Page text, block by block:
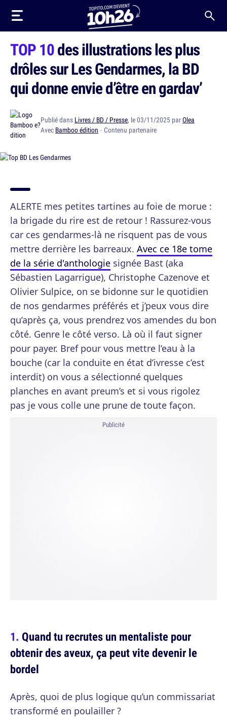
TOP 10des illustrations les plus
drôles sur Les Gendarmes, la BD
qui donne envie d’être en gardav’
Publié dans Livres / BD / Presse, le 03/11/2025 parOlea
Avec Bamboo édition · Contenu partenaire
ALERTE mes petites tartines au foie de morue :
la brigade du rire est de retour ! Rassurez-vous
car ces gendarmes-là ne risquent pas de vous
mettre derrière les barreaux. Avec ce 18e tome
de la série d'anthologie signée Bast (aka
Sébastien Lagarrigue), Christophe Cazenove et
Olivier Sulpice, on se bidonne sur le quotidien
de nos gendarmes préférés et j’peux vous dire
qu’après ça, vous prendrez vos amendes du bon
côté. Genre le côté verso. Là où il faut signer
pour payer. Bref pour vous mettre l’eau à la
bouche (car la conduite en état d’ivresse c’est
interdit) on vous a sélectionné quelques
planches en avant preum’s et si vous rigolez
pas je vous colle une prune de toute façon.
Publicité
Quand tu recrutes un mentaliste pour
obtenir des aveux, ça peut vite devenir le
bordel
Après, quoi de plus logique qu’un commissariat
transformé en poulailler ?